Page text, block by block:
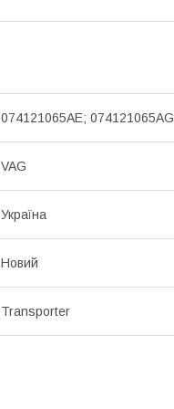
074121065AE; 074121065AG
VAG
Україна
Новий
Transporter